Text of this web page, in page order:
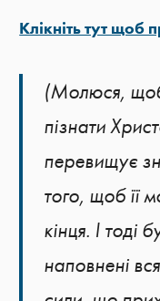
Клікніть тут щоб
(Молюся,
пізнати
перевищує
того, щоб її
кінця. І тоді
наповнені